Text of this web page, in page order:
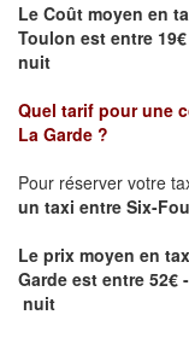
Le Coût moyen en
Toulon est entre
nuit
Quel tarif pour une
La Garde ?
Pour réserver votre
un taxi entre Six-
Le prix moyen en
Garde est entre 52€
nuit